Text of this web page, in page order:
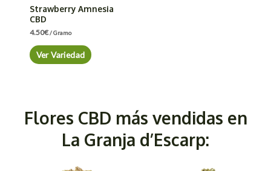
Strawberry Amnesia
CBD
4.50€/ Gramo
Ver Variedad
Flores CBD más vendidas en
La Granja d’Escarp: